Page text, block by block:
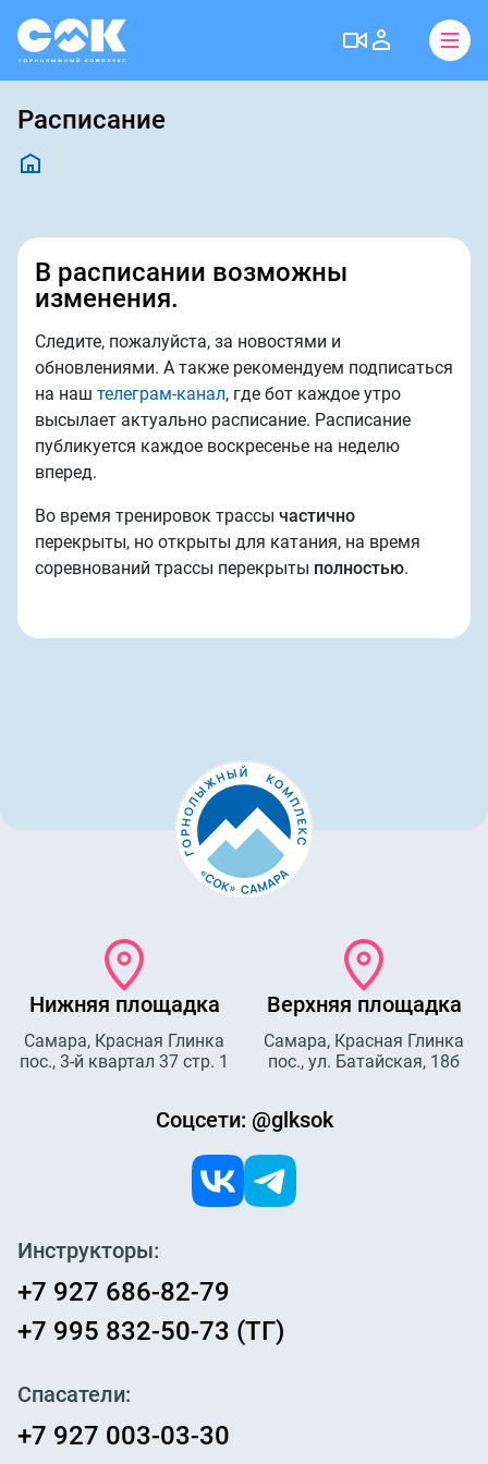
Расписание
В расписании возможны
изменения.
Следите, пожалуйста, за новостями и
обновлениями. А также рекомендуем подписаться
на наш телеграм-канал, где бот каждое утро
высылает актуально расписание. Расписание
публикуется каждое воскресенье на неделю
вперед.
Во время тренировок трассы частично
перекрыты, но открыты для катания, на время
соревнований трассы перекрыты полностью.
Инструкторы:
+7 927 686-82-79
+7 995 832-50-73 (ТГ)
Нижняя площадка
Самара, Красная Глинка
пос., 3-й квартал 37 стр. 1
Спасатели:
+7 927 003-03-30
Верхняя площадка
Самара, Красная Глинка
пос., ул. Батайская, 18б
Соцсети: @glksok